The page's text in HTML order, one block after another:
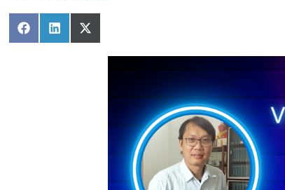
Share
on
Share
on
Share
on
(Twitter)